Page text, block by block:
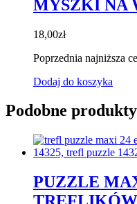
MYSZKI NA
18,00zł
Poprzednia najniższa
Dodaj do koszyka
Podobne produkty
PUZZLE